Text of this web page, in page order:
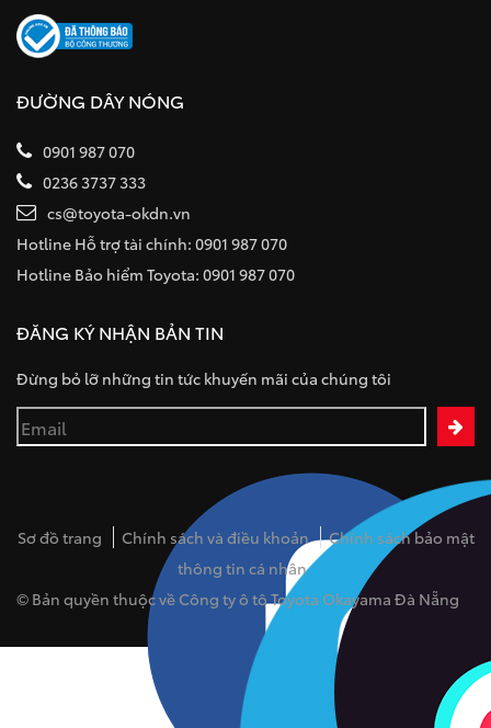
ĐƯỜNG DÂY NÓNG
0901 987 070
0236 3737 333
cs@toyota-okdn.vn
Hotline Hỗ trợ tài chính: 0901 987 070
Hotline Bảo hiểm Toyota: 0901 987 070
ĐĂNG KÝ NHẬN BẢN TIN
Đừng bỏ lỡ những tin tức khuyến mãi của chúng tôi
Sơ đồ trang Chính sách và điều khoản
Chính sách bảo mật
thông tin cá nhân
© Bản quyền thuộc về Công ty ô tô Toyota Okayama Đà Nẵng